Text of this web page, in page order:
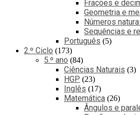
Frações e
Geometria e
Números
Sequências e
Português 5
2.º Ciclo 173
5.º ano 84
Ciências Naturais 3
HGP 23
Inglês 17
Matemática 26
Ângulos e